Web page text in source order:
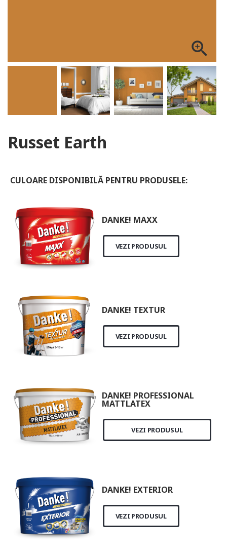
zoom_in
Russet Earth
CULOARE DISPONIBILĂ PENTRU PRODUSELE:
DANKE! MAXX
VEZI PRODUSUL
DANKE! TEXTUR
VEZI PRODUSUL
DANKE! PROFESSIONAL
MATTLATEX
VEZI PRODUSUL
DANKE! EXTERIOR
VEZI PRODUSUL